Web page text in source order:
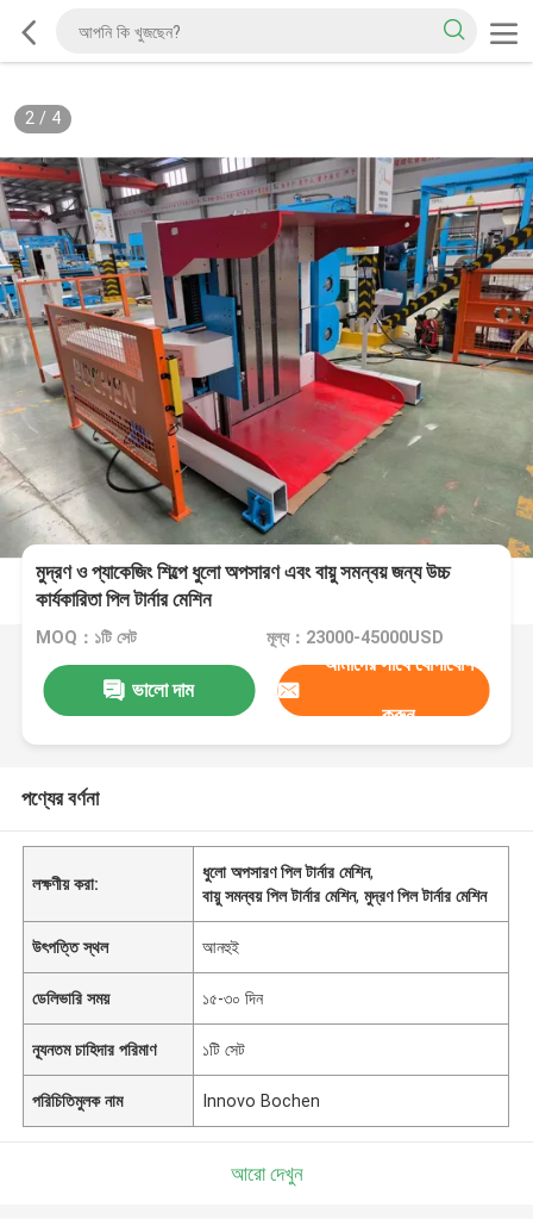
2/ 4
মুদ্রণ ও প্যাকেজিং শিল্পে ধুলো অপসারণ এবং বায়ু সমন্বয় জন্য উচ্চ
কার্যকারিতা পিল টার্নার মেশিন
MOQ：১টি সেট মূল্য：23000-45000USD
ভালো দাম
আমাদের সাথে যোগাযোগ
করুন
পণ্যের বর্ণনা
লক্ষণীয় করা:
ধুলো অপসারণ পিল টার্নার মেশিন,
বায়ু সমন্বয় পিল টার্নার মেশিন,মুদ্রণ পিল টার্নার মেশিন
উৎপত্তি স্থল আনহুই
ডেলিভারি সময় ১৫-৩০ দিন
ন্যূনতম চাহিদার পরিমাণ ১টি সেট
পরিচিতিমুলক নাম Innovo Bochen
আরো দেখুন